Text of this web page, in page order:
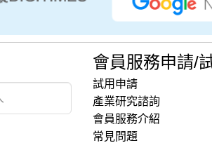
會員服務申請/
試用申請
產業研究諮詢
會員服務介紹
常見問題